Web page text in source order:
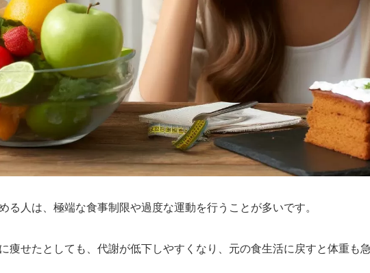
る人は、極端な食事制限や過度な運動を行うことが多いです。
痩せたとしても、代謝が低下しやすくなり、元の食生活に戻すと体重も